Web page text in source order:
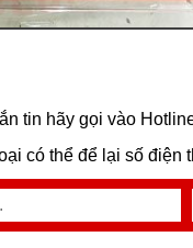
tin hãy gọi vào
có thể để lại số điện